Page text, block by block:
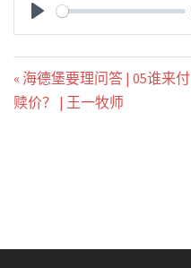
PLAY
« 海德堡要理问答 | 05谁来付
赎价？ | 王一牧师